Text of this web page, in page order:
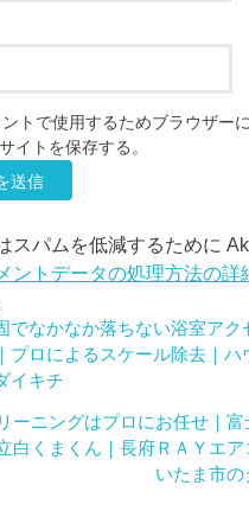
トで使用するためブラウザー
イトを保存する。
スパムを低減するために
ントデータの処理方法の詳
でなかなか落ちない浴室アク
プロによるスケール除去｜ハ
イキチ
ーニングはプロにお任せ｜富
白くまくん｜長府ＲＡＹエア
いたま市の